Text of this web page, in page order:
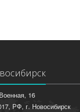
16
РФ, г. Новосибирск